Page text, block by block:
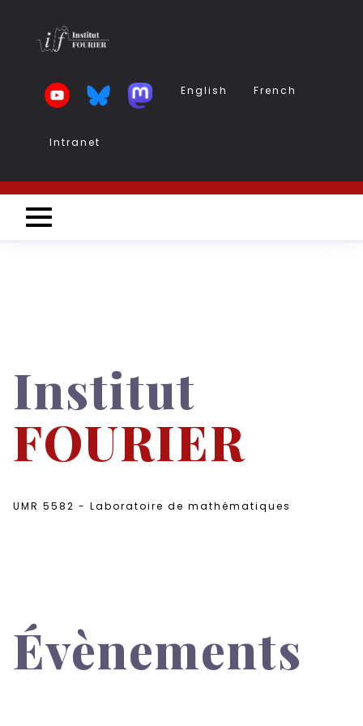
principal
English French
Intranet
Intranet
Institut
FOURIER
UMR 5582 - Laboratoire de mathématiques
Évènements